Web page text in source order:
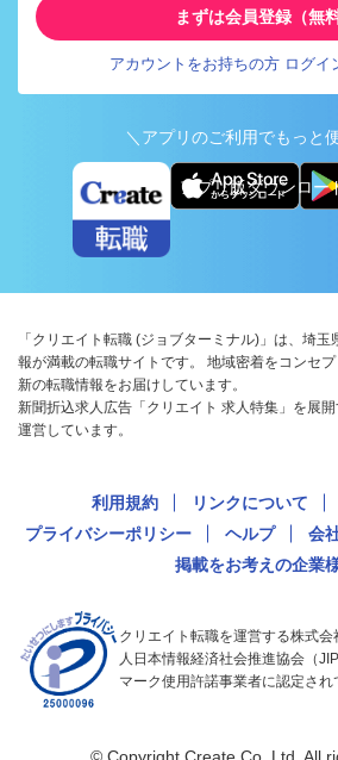
まずは会員登録（無料
アカウントをお持ちの方 ログイ
＼アプリのご利用でもっと
アプリ版ダウンロー
「クリエイト転職 (ジョブターミナル)」は、埼
報が満載の転職サイトです。 地域密着をコンセ
新の転職情報をお届けしています。
新聞折込求人広告「クリエイト 求人特集」を展
運営しています。
利用規約 リンクについて
プライバシーポリシー
ヘルプ 会
掲載をお考えの企業
クリエイト転職を運営する株式
人日本情報経済社会推進協会（
マーク使用許諾事業者に認定され